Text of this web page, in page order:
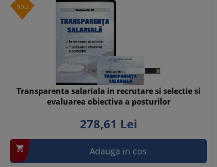
nou
Transparenta salariala in recrutare si selectie si
evaluarea obiectiva a posturilor
278,61 Lei
 Adauga in cos